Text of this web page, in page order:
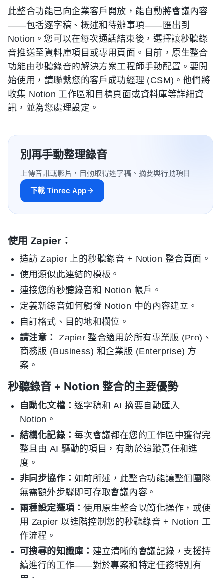
此整合功能已向企業客戶開放，能自動將會議內容
——包括逐字稿、概述和待辦事項——匯出到
Notion。您可以在每次通話結束後，選擇讓秒聽錄
音推送至資料庫項目或專用頁面。目前，原生整合
功能由秒聽錄音的解決方案工程師手動配置。要開
始使用，請聯繫您的客戶成功經理 (CSM)。他們將
收集 Notion 工作區和目標頁面或資料庫等詳細資
訊，並為您處理設定。
別再手動整理錄音
上傳音訊或影片，自動取得逐字稿、摘要與行動項目
下載 Tinrec App
使用 Zapier：
造訪 Zapier 上的秒聽錄音 + Notion 整合頁面。
使用類似此連結的模板。
連接您的秒聽錄音和 Notion 帳戶。
定義新錄音如何觸發 Notion 中的內容建立。
自訂格式、目的地和欄位。
請注意：
Zapier 整合適用於所有專業版 (Pro)、
商務版 (Business) 和企業版 (Enterprise) 方
案。
秒聽錄音 + Notion 整合的主要優勢
自動化文檔： 逐字稿和 AI 摘要自動匯入
Notion。
結構化記錄： 每次會議都在您的工作區中獲得完
整且由 AI 驅動的項目，有助於追蹤責任和進
度。
非同步協作： 如前所述，此整合功能讓整個團隊
無需額外步驟即可存取會議內容。
兩種設定選項：使用原生整合以簡化操作，或使
用 Zapier 以進階控制您的秒聽錄音 + Notion 工
作流程。
可搜尋的知識庫： 建立清晰的會議記錄，支援持
續進行的工作——對於專案和特定任務特別有